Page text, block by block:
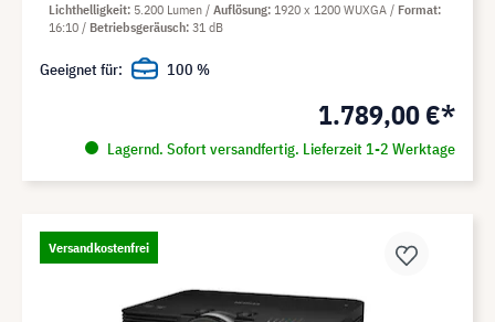
1.789,00 €*
Lagernd. Sofort versandfertig. Lieferzeit 1-2 Werktage
Lichthelligkeit 5.200 Lumen Auflösung 1920 x 1200 WUXGA
Format
16:10
Betriebsgeräusch 31 dB
Geeignet für: 100 %
Versandkostenfrei